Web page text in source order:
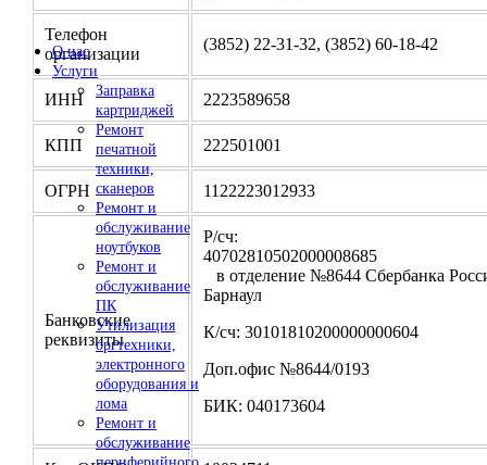
О нас
Услуги
Заправка
картриджей
Ремонт
печатной
техники,
сканеров
Ремонт и
обслуживание
ноутбуков
Ремонт и
обслуживание
ПК
Утилизация
оргтехники,
электронного
оборудования и
лома
Ремонт и
обслуживание
Телефон
организации
(3852) 22-31-32, (3852) 60-18-42
ИНН 2223589658
КПП 222501001
ОГРН 1122223012933
Банковские
реквизиты
Р/сч:
в отделение №8644 Сбербанка
Барнаул
К/сч: 30101810200000000604
Доп.офис №8644/0193
БИК: 040173604